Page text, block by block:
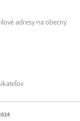
adresy na obecný